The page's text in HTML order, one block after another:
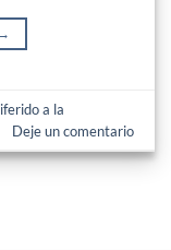
→
a la
Deje un comentario